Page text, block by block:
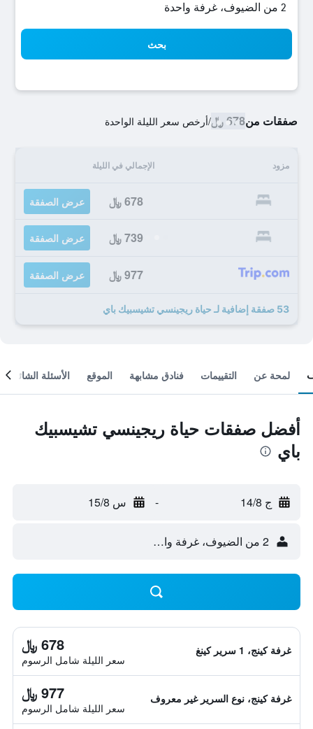
2 من الضيوف، غرفة واحدة
بحث
صفقات من678 ﷼ /أرخص سعر الليلة الواحدة
مزود الإجمالي في الليلة
678 ﷼ عرض الصفقة
739 ﷼ عرض الصفقة
977 ﷼ عرض الصفقة
53 صفقة إضافية لـ حياة ريجينسي تشيسبيك باي
لمحة عن التقييمات فنادق مشابهة الموقع الأسئلة الشائعة
أفضل صفقات حياة ريجينسي تشيسبيك
باي
ج 14/8 - س 15/8
2 من الضيوف، غرفة واحدة
غرفة كينج، 1 سرير كينغ 678 ﷼
سعر الليلة شامل الرسوم
غرفة كينج، نوع السرير غير معروف 977 ﷼
سعر الليلة شامل الرسوم